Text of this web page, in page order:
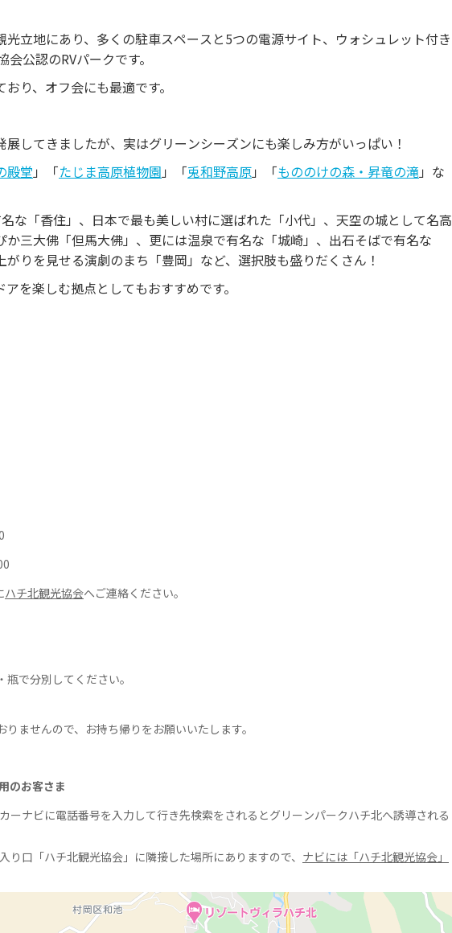
立地にあり、多くの駐車スペースと5つの電源サイト、ウォシュレット付き
公認のRVパークです。
り、オフ会にも最適です。
してきましたが、実はグリーンシーズンにも楽しみ方がいっぱい！
殿堂 」「たじま高原植物園 」「兎和野高原」「もののけの森・昇竜の滝 」な
な「香住」、日本で最も美しい村に選ばれた「小代」、天空の城として名高
か三大佛「但馬大佛」、更には温泉で有名な「城崎」、出石そばで有名な
がりを見せる演劇のまち「豊岡」など、選択肢も盛りだくさん！
を楽しむ拠点としてもおすすめです。
ハチ北観光協会へご連絡ください。
で分別してください。
ませんので、お持ち帰りをお願いいたします。
のお客さま
ーナビに電話番号を入力して行き先検索をされるとグリーンパークハチ北へ誘導される
り口「ハチ北観光協会」に隣接した場所にありますので、 ナビには「ハチ北観光協会」